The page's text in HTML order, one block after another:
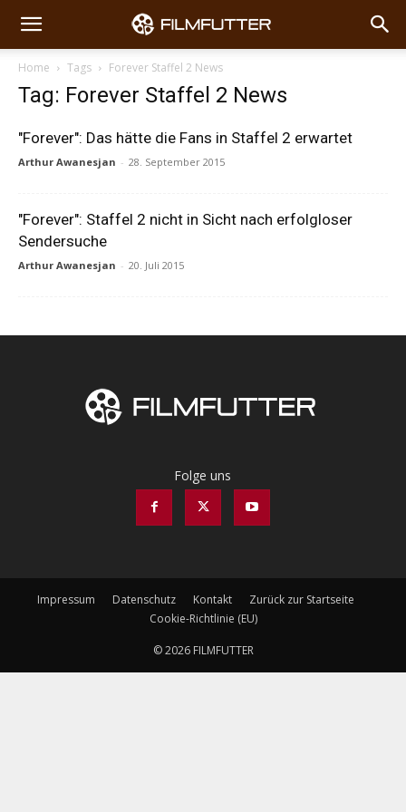
Home Tags Forever Staffel 2 News
Tag: Forever Staffel 2 News
"Forever": Das hätte die Fans in Staffel 2 erwartet
Arthur Awanesjan - 28. September 2015
"Forever": Staffel 2 nicht in Sicht nach erfolgloser
Sendersuche
Arthur Awanesjan - 20. Juli 2015
Folge uns
Impressum Datenschutz Kontakt
Zurück zur Startseite
Cookie-Richtlinie (EU)
© 2026 FILMFUTTER